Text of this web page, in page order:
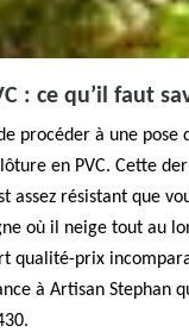
: ce qu’il faut
procéder à une
en PVC. Cette
assez résistant que
où il neige tout au
qualité-prix
à Artisan Stephan